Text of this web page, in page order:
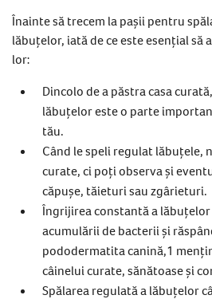
Înainte să trecem la pașii pentru
lăbuțelor, iată de ce este esențial să
lor:
Dincolo de a păstra casa
lăbuțelor este o parte
tău.
Când le speli regulat lăbuțele,
curate, ci poți observa și
căpușe, tăieturi sau zgârieturi.
Îngrijirea constantă a
acumulării de bacterii și
pododermatita canină,1
câinelui curate, sănătoase și
Spălarea regulată a lăbuțelor